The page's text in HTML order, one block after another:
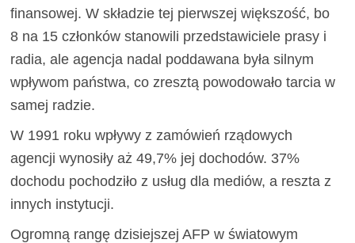
finansowej. W składzie tej pierwszej większość, bo
8 na 15 członków stanowili przedstawiciele prasy i
radia, ale agencja nadal poddawana była silnym
wpływom państwa, co zresztą powodowało tarcia w
samej radzie.
W 1991 roku wpływy z zamówień rządowych
agencji wynosiły aż 49,7% jej dochodów. 37%
dochodu pochodziło z usług dla mediów, a reszta z
innych instytucji.
Ogromną rangę dzisiejszej AFP w światowym